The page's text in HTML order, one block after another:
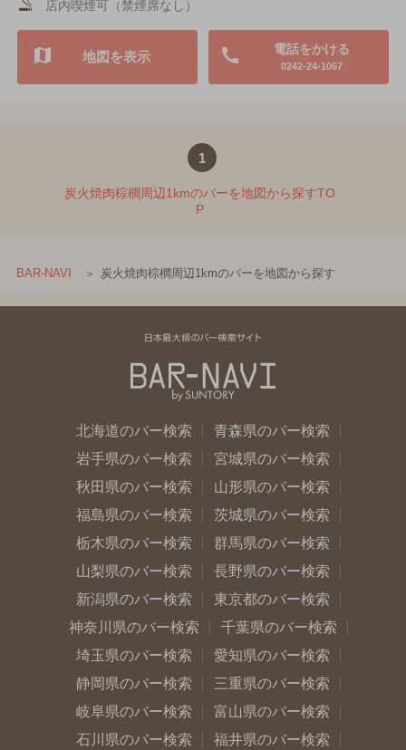
店内喫煙可（禁煙席なし）
電話をかける
0242-24-1067
地図を表示
1
炭火焼肉棕櫚周辺1kmのバーを地図から探すTO
P
BAR-NAVI 炭火焼肉棕櫚周辺1kmのバーを地図から探す
北海道のバー検索
青森県のバー検索
岩手県のバー検索
宮城県のバー検索
秋田県のバー検索
山形県のバー検索
福島県のバー検索
茨城県のバー検索
栃木県のバー検索
群馬県のバー検索
山梨県のバー検索
長野県のバー検索
新潟県のバー検索
東京都のバー検索
神奈川県のバー検索
千葉県のバー検索
埼玉県のバー検索
愛知県のバー検索
静岡県のバー検索
三重県のバー検索
岐阜県のバー検索
富山県のバー検索
石川県のバー検索
福井県のバー検索